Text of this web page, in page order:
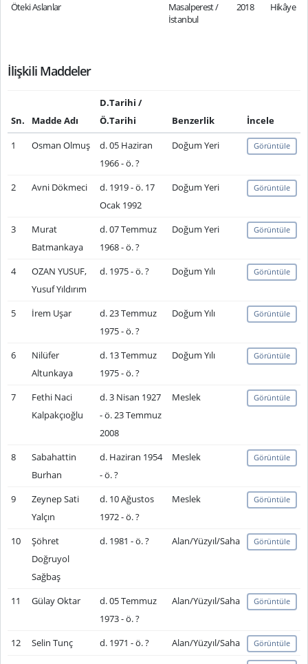
Öteki Aslanlar
Masalperest /
İstanbul
2018 Hikâye
İlişkili Maddeler
Sn. Madde Adı
D.Tarihi /
Ö.Tarihi
Benzerlik
İncele
1
Osman Olmuş
d. 05 Haziran
1966 - ö. ?
Doğum Yeri Görüntüle
2 Avni Dökmeci
d. 1919 - ö. 17
Ocak 1992
Doğum Yeri Görüntüle
3
Murat
Batmankaya
d. 07 Temmuz
1968 - ö. ?
Doğum Yeri Görüntüle
4
OZAN YUSUF,
Yusuf Yıldırım
d. 1975 - ö. ? Doğum Yılı Görüntüle
5 İrem Uşar
d. 23 Temmuz
1975 - ö. ?
Doğum Yılı Görüntüle
6
Nilüfer
Altunkaya
d. 13 Temmuz
1975 - ö. ?
Doğum Yılı Görüntüle
7
Fethi Naci
Kalpakçıoğlu
d. 3 Nisan 1927
- ö. 23 Temmuz
2008
Meslek Görüntüle
8
Sabahattin
Burhan
d. Haziran 1954
- ö. ?
Meslek Görüntüle
9
Zeynep Sati
Yalçın
d. 10 Ağustos
1972 - ö. ?
Meslek Görüntüle
10
Şöhret
Doğruyol
Sağbaş
d. 1981 - ö. ? Alan/Yüzyıl/Saha Görüntüle
11 Gülay Oktar
d. 05 Temmuz
1973 - ö. ?
Alan/Yüzyıl/Saha Görüntüle
12 Selin Tunç d. 1971 - ö. ? Alan/Yüzyıl/Saha Görüntüle